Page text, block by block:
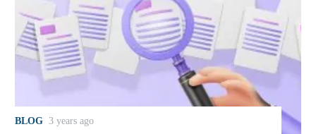
BLOG 3 years ago